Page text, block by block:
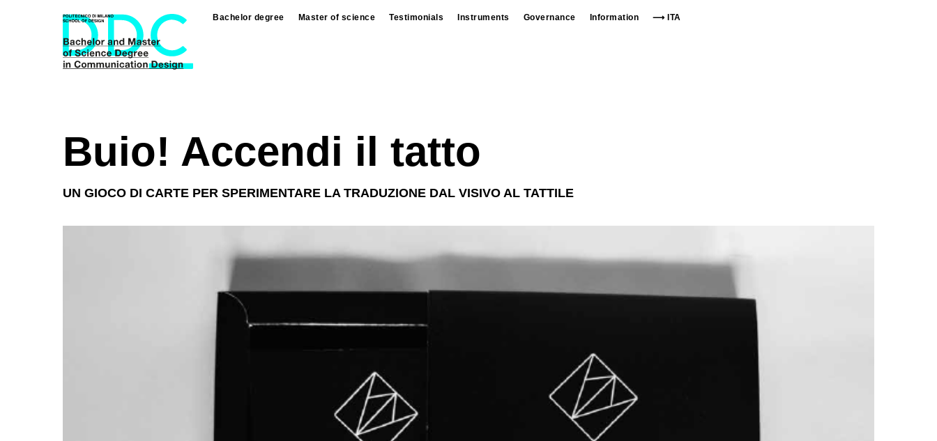
Bachelor degree Master of science Testimonials Instruments Governance Information ⟶ ITA
Buio! Accendi il tatto
UN GIOCO DI CARTE PER SPERIMENTARE LA TRADUZIONE DAL VISIVO AL TATTILE